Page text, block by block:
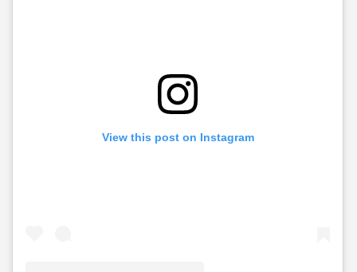
View this post on Instagram